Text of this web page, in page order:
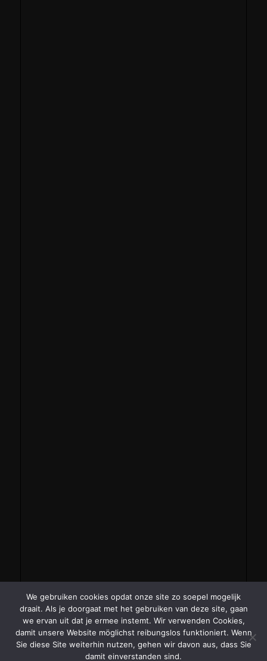
We gebruiken cookies opdat onze site zo soepel mogelijk
draait. Als je doorgaat met het gebruiken van deze site, gaan
we ervan uit dat je ermee instemt. Wir verwenden Cookies,
damit unsere Website möglichst reibungslos funktioniert. Wenn
Sie diese Site weiterhin nutzen, gehen wir davon aus, dass Sie
damit einverstanden sind.